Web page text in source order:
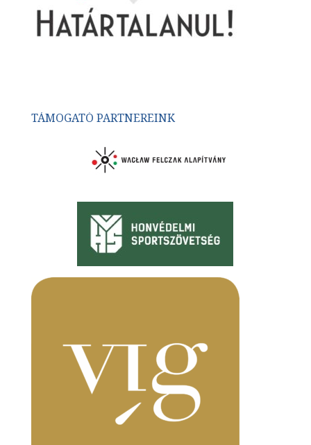
TÁMOGATÓ PARTNEREINK